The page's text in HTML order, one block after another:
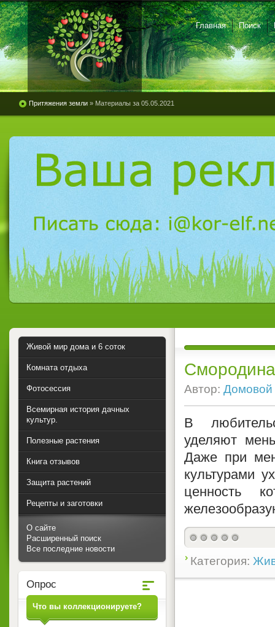
Главная Поиск
Притяжения земли » Материалы за 05.05.2021
Автор: Домовой
В
уделяют
Даже при
культурами
ценность
Категория:
Живой мир дома и 6 соток
Комната отдыха
Фотосессия
Всемирная история дачных
культур.
Полезные растения
Книга отзывов
Защита растений
Рецепты и заготовки
О сайте
Расширенный поиск
Все последние новости
Опрос
Что вы коллекционируете?